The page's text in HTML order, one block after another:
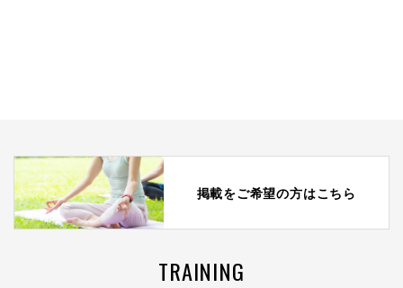
掲載をご希望の方はこちら
TRAINING